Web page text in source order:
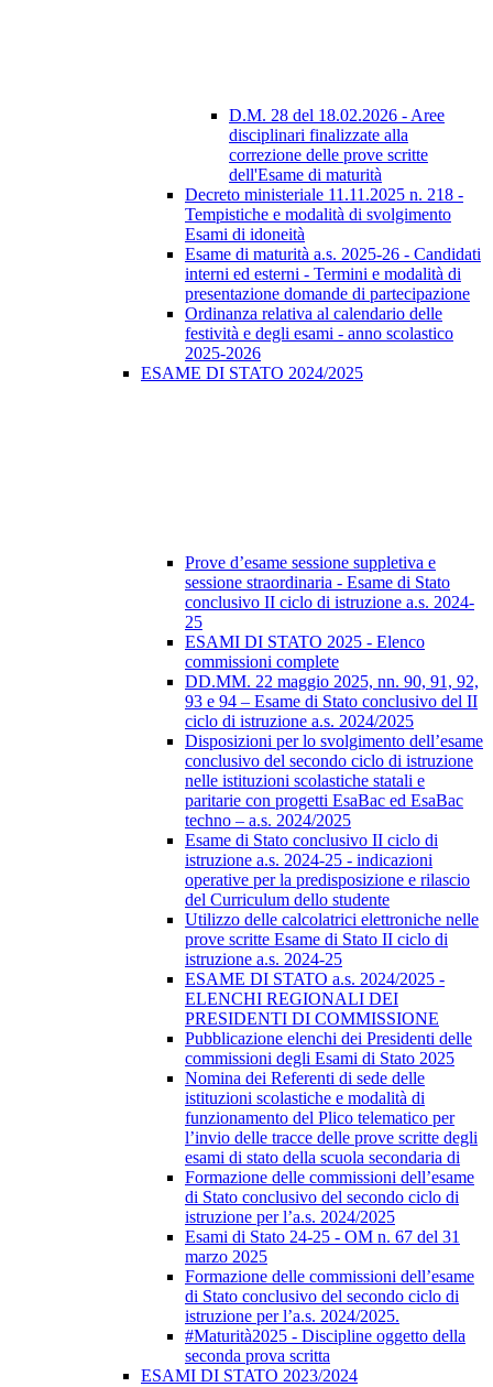
D.M. 28 del 18.02.2026 - Aree
disciplinari finalizzate alla
correzione delle prove scritte
dell'Esame di maturità
Decreto ministeriale 11.11.2025 n. 218 -
Tempistiche e modalità di svolgimento
Esami di idoneità
Esame di maturità a.s. 2025-26 - Candidati
interni ed esterni - Termini e modalità di
presentazione domande di partecipazione
Ordinanza relativa al calendario delle
festività e degli esami - anno scolastico
2025-2026
ESAME DI STATO 2024/2025
Prove d’esame sessione suppletiva e
sessione straordinaria - Esame di Stato
conclusivo II ciclo di istruzione a.s. 2024-
25
ESAMI DI STATO 2025 - Elenco
commissioni complete
DD.MM. 22 maggio 2025, nn. 90, 91, 92,
93 e 94 – Esame di Stato conclusivo del II
ciclo di istruzione a.s. 2024/2025
Disposizioni per lo svolgimento dell’esame
conclusivo del secondo ciclo di istruzione
nelle istituzioni scolastiche statali e
paritarie con progetti EsaBac ed EsaBac
techno – a.s. 2024/2025
Esame di Stato conclusivo II ciclo di
istruzione a.s. 2024-25 - indicazioni
operative per la predisposizione e rilascio
del Curriculum dello studente
Utilizzo delle calcolatrici elettroniche nelle
prove scritte Esame di Stato II ciclo di
istruzione a.s. 2024-25
ESAME DI STATO a.s. 2024/2025 -
ELENCHI REGIONALI DEI
PRESIDENTI DI COMMISSIONE
Pubblicazione elenchi dei Presidenti delle
commissioni degli Esami di Stato 2025
Nomina dei Referenti di sede delle
istituzioni scolastiche e modalità di
funzionamento del Plico telematico per
l’invio delle tracce delle prove scritte degli
esami di stato della scuola secondaria di
Formazione delle commissioni dell’esame
di Stato conclusivo del secondo ciclo di
istruzione per l’a.s. 2024/2025
Esami di Stato 24-25 - OM n. 67 del 31
marzo 2025
Formazione delle commissioni dell’esame
di Stato conclusivo del secondo ciclo di
istruzione per l’a.s. 2024/2025.
#Maturità2025 - Discipline oggetto della
seconda prova scritta
ESAMI DI STATO 2023/2024